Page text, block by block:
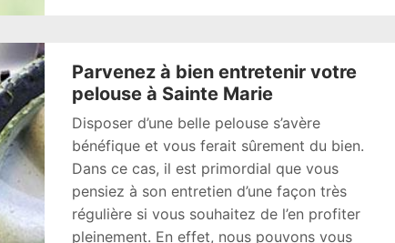
Parvenez à bien entretenir votre
pelouse à Sainte Marie
Disposer d’une belle pelouse s’avère
bénéfique et vous ferait sûrement du bien.
Dans ce cas, il est primordial que vous
pensiez à son entretien d’une façon très
régulière si vous souhaitez de l’en profiter
pleinement. En effet, nous pouvons vous